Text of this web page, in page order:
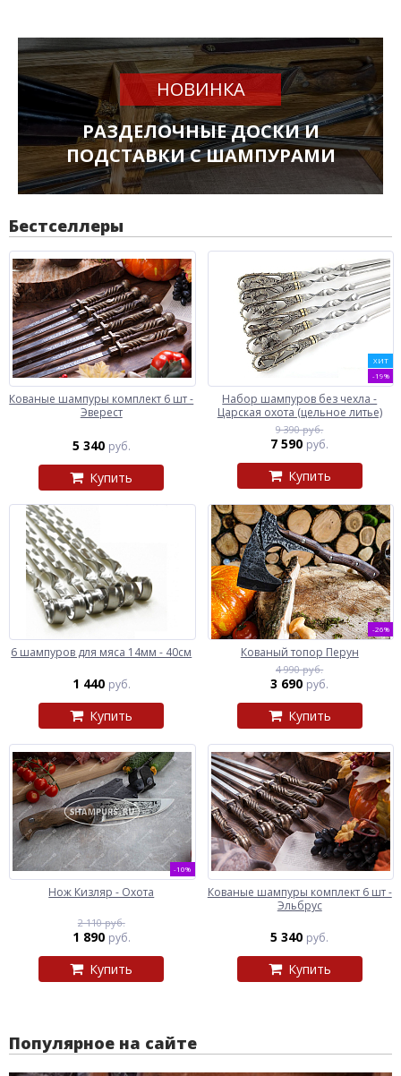
НОВИНКА
РАЗДЕЛОЧНЫЕ ДОСКИ И
ПОДСТАВКИ С ШАМПУРАМИ
Бестселлеры
Кованые шампуры комплект 6 шт -
Эверест
5 340 руб.
Купить
ХИТ
-19%
Набор шампуров без чехла -
Царская охота (цельное литье)
9 390 руб.
7 590 руб.
Купить
6 шампуров для мяса 14мм - 40см
1 440 руб.
Купить
-26%
Кованый топор Перун
4 990 руб.
3 690 руб.
Купить
-10%
Нож Кизляр - Охота
2 110 руб.
1 890 руб.
Купить
Кованые шампуры комплект 6 шт -
Эльбрус
5 340 руб.
Купить
Популярное на сайте